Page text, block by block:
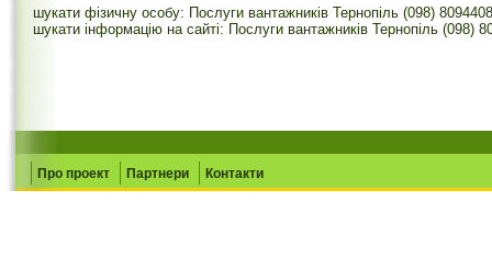
шукати фізичну особу: Послуги вантажників Тернопіль (098) 8094408
шукати інформацію на сайті: Послуги вантажників Тернопіль (098)
Про проект Партнери Контакти